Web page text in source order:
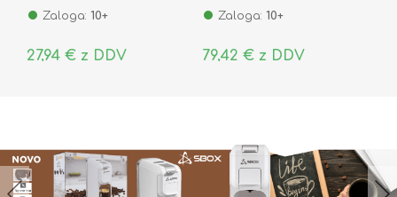
Zaloga: 10+
27,94 € z DDV
Zaloga: 10+
79,42 € z DDV